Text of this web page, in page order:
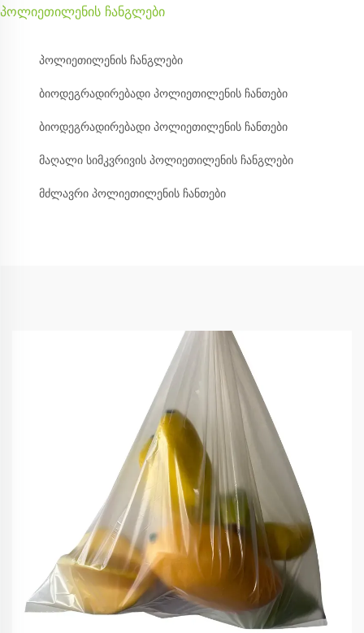
პოლიეთილენის ჩანგლები
პოლიეთილენის ჩანგლები
ბიოდეგრადირებადი პოლიეთილენის ჩანთები
ბიოდეგრადირებადი პოლიეთილენის ჩანთები
მაღალი სიმკვრივის პოლიეთილენის ჩანგლები
მძლავრი პოლიეთილენის ჩანთები